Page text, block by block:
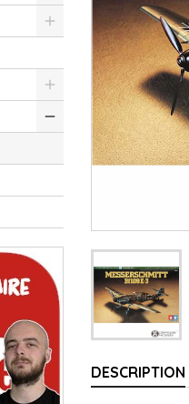
DESCRIPTION